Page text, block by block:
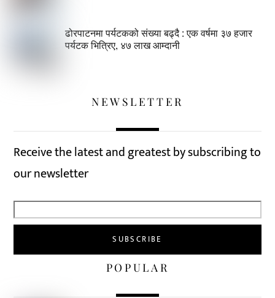
ढोरपाटनमा पर्यटकको संख्या बढ्दै : एक वर्षमा ३७ हजार
पर्यटक भित्रिए, ४७ लाख आम्दानी
NEWSLETTER
Receive the latest and greatest by subscribing to
our newsletter
POPULAR